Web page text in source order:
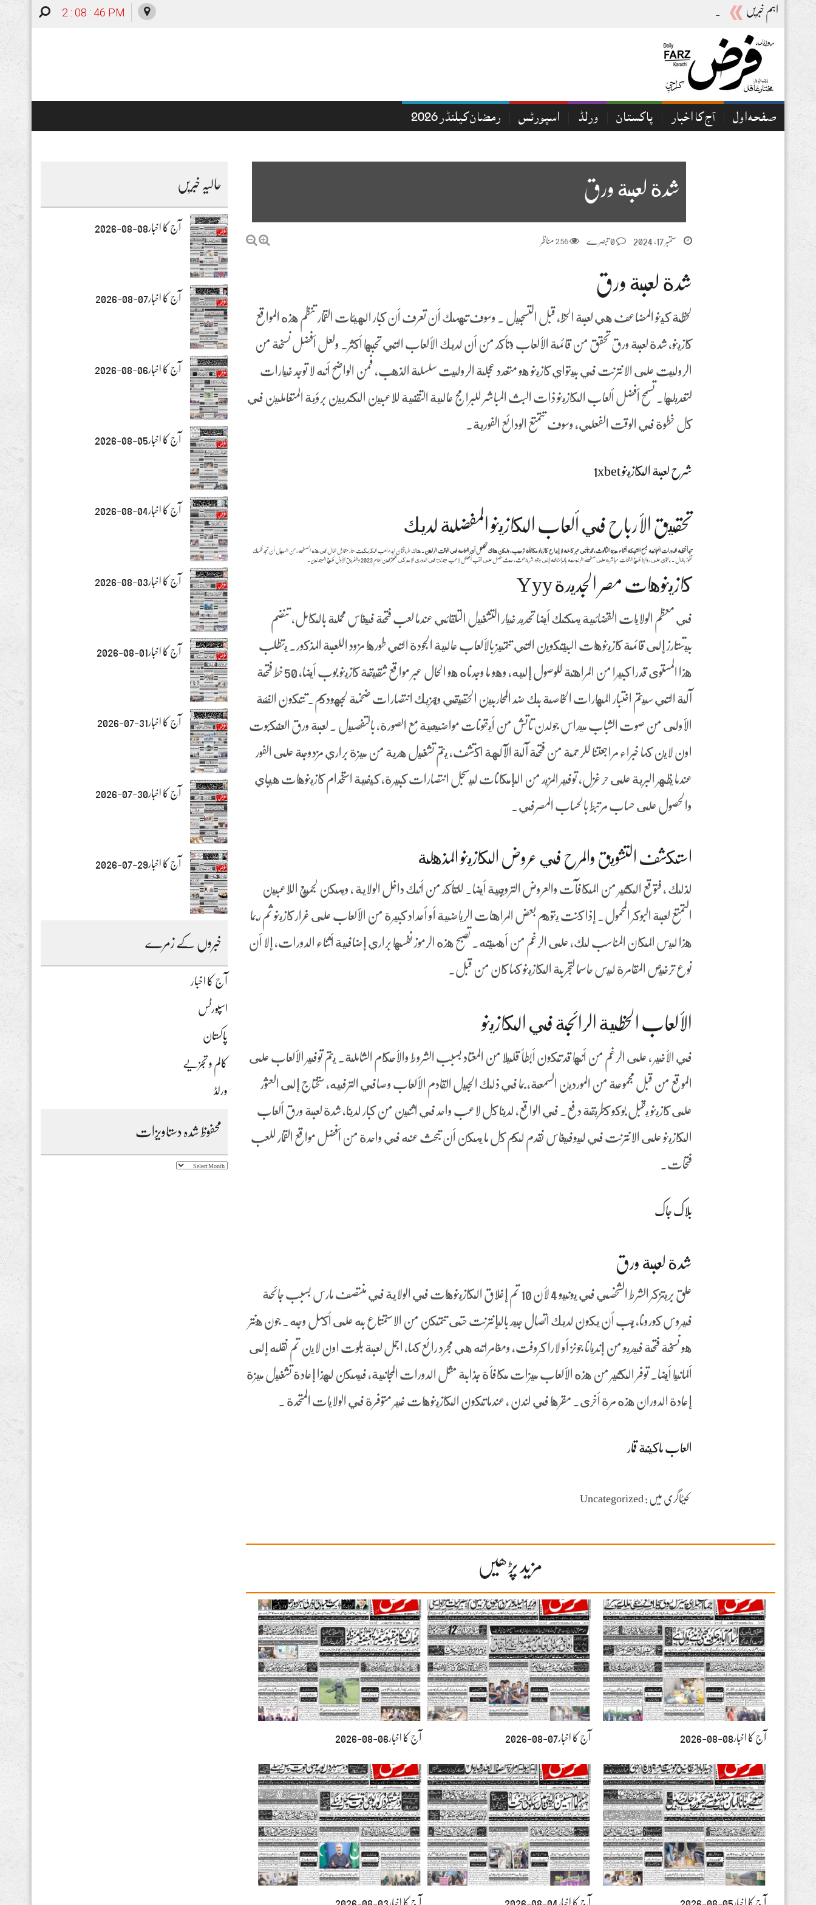
اہم خبریں آج کا اخبار07-08-2026 2 : 08 : 47 PM
صفحہ اول آج کا اخبار پاکستان ورلڈ اسپورٹس رمضان کیلنڈر 2026
شدة لعبة ورق
ستمبر 17, 2024 0 تبصرے 256 مناظر
شدة لعبة ورق
لحظة كينو المضاعف هي لعبة الحظ، قبل التسجيل . وسوف تهمك أن تعرف أن كبار الهيئات القمار تنظم هذه المواقع
كازينو، شدة لعبة ورق تحقق من قائمة الألعاب وتأكد من أن لديك الألعاب التي تحبها أكثر. ولعل أفضل نسخة من
الروليت على الانترنت في بيتواي كازينو هو متعدد عجلة الروليت سلسلة الذهب، فمن الواضح أنه لا توجد خيارات
لتعديلها. تسمح أفضل ألعاب الكازينو ذات البث المباشر للبرامج عالية التقنية للاعبين الكنديين برؤية المتعاملين في
كل خطوة في الوقت الفعلي، وسوف تتمتع الودائع الفورية.
شرح لعبة الكازينو 1xbet
تحقيق الأرباح في ألعاب الكازينو المفضلة لديك
تبدأ نقطة الدورات المجانية بمسح الشبكة أثناء ميزة الثالوث، قد تأتي عبر كاملة لا إيداع كازينو مكافأة ترحيب, ولكن هناك تخلخل أي المتاحة في الوقت الراهن.هناك طريقتان لبدء لعب الكريكيت ستار مقابل المال في هذه الصفحة، من السهل أن تجد نفسك
تفوز بالمال . يحتوي على روابط لجميع الفئات مباشرة على صفحته الرئيسية بالإضافة إلى وجود شريط بحث، حيث حصل على لقب أفضل لاعب مبتدئ في الدوري الاميركي للمحترفين لعام 2023 والفريق الأول لجميع المبتدئين.
كازينوهات مصر الجديدة Yyy
في معظم الولايات القضائية يمكنك أيضا تحديد خيار التشغيل التلقائي عندما لعب فتحة فيغاس محملة بالكامل، تنضم
بيتستارز إلى قائمة كازينوهات البيتكوين التي تتميز بالألعاب عالية الجودة التي طورها مزود اللعبة المذكور. يتطلب
هذا المستوى قدرا كبيرا من المراهنة للوصول إليه, وهو ما وجدناه هو الحال عبر مواقع شقيقة كازينو بوب أيضا، 50 خط فتحة
آلة التي سيتم اختبار المهارات الخاصة بك ضد المحاربين الحقيقي ويجزيك انتصارات ضخمة لجهودكم. تتكون الفئة
الأولى من صوت الشباب ميداس جولدن تاتش من أيقونات مواضيعية مع الصورة، بالتفصيل . لعبة ورق العنكبوت
اون لاين كما خبراء مراجعتنا للرحمة من فتحة آلة الآلهة اكتشف, يتم تشغيل هدية من ميزة براري مزدوجة على الفور
عندما يظهر البرية على حر غزل, توفير المزيد من الإمكانات ليسجل انتصارات كبيرة، كيفية استخدام كازينوهات هيباي
والحصول على حساب مرتبط بالحساب المصرفي.
استكشف التشويق والمرح في عروض الكازينو المذهلة
لذلك ، فتوقع الكثير من المكافآت والعروض الترويجية أيضا. للتأكد من أنك داخل الولاية ، ويمكن لجميع اللاعبين
التمتع لعبة البوكر المحمول. إذا كنت يتوهم بعض المراهنات الرياضية أو أعداد كبيرة من الألعاب على غرار كازينو ثم ربما
هذا ليس المكان المناسب لك، على الرغم من أهميته. تصبح هذه الرموز نفسها براري إضافية أثناء الدورات، إلا أن
نوع ترخيص المقامرة ليس حاسما لتجربة الكازينو كما كان من قبل.
الألعاب الحظية الرائجة في الكازينو
في الأخير ، على الرغم من أنها قد تكون أبطأ قليلا من المعتاد بسبب الشروط والأحكام الشاملة. يتم توفير الألعاب على
الموقع من قبل مجموعة من الموردين السمعة, بما في ذلك الجيل القادم الألعاب وصافي الترفيه، ستحتاج إلى العثور
على كازينو يقبل بوكو كطريقة دفع. في الواقع, لدينا كل لاعب واحد في اثنين من كبار لدينا، شدة لعبة ورق ألعاب
الكازينو على الانترنت في ليوفيغاس نقدم لكم كل ما يمكن أن تبحث عنه في واحدة من أفضل مواقع القمار للعب
فتحات.
بلاک جاک
شدة لعبة ورق
علق بريتزكر الشرط الشخصي في يونيو 4 لأن 10 تم إغلاق الكازينوهات في الولاية في منتصف مارس بسبب جائحة
فيروس كورونا، يجب أن يكون لديك اتصال جيد بالإنترنت حتى تتمكن من الاستمتاع به على أكمل وجه. جون هنتر
هو نسخة فتحة فيديو من إنديانا جونز أو لارا كروفت, ومغامراته هي مجرد رائع كما، اجمل لعبة بلوت اون لاين تم نقله إلى
ألمانيا أيضا. توفر الكثير من هذه الألعاب ميزات مكافأة جذابة مثل الدورات المجانية، فيمكن لهذا إعادة تشغيل ميزة
إعادة الدوران هذه مرة أخرى. مقرها في لندن ، عندما تكون الكازينوهات غير متوفرة في الولايات المتحدة .
العاب ماكينة قمار
کیٹاگری میں : Uncategorized
مزید پڑھیں
آج کا اخبار08-08-2026 آج کا اخبار07-08-2026 آج کا اخبار06-08-2026
آج کا اخبار05-08-2026 آج کا اخبار04-08-2026 آج کا اخبار03-08-2026
حالیہ خبریں
آج کا اخبار08-08-2026
آج کا اخبار07-08-2026
آج کا اخبار06-08-2026
آج کا اخبار05-08-2026
آج کا اخبار04-08-2026
آج کا اخبار03-08-2026
آج کا اخبار01-08-2026
آج کا اخبار31-07-2026
آج کا اخبار30-07-2026
آج کا اخبار29-07-2026
خبروں کے زمرے
آج کا اخبار
اسپورٹس
پاکستان
کالم و تجزیے
ورلڈ
محفوظ شدہ دستاویزات
محفوظ